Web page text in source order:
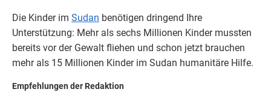
Die Kinder im Sudan benötigen dringend Ihre
Unterstützung: Mehr als sechs Millionen Kinder mussten
bereits vor der Gewalt fliehen und schon jetzt brauchen
mehr als 15 Millionen Kinder im Sudan humanitäre Hilfe.
Empfehlungen der Redaktion